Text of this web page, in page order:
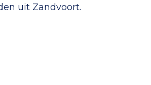
uit Zandvoort.